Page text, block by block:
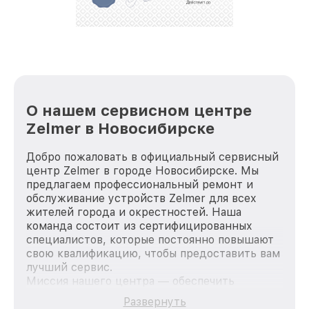
О нашем сервисном центре
Zelmer в Новосибирске
Добро пожаловать в официальный сервисный
центр Zelmer в городе Новосибирске. Мы
предлагаем профессиональный ремонт и
обслуживание устройств Zelmer для всех
жителей города и окрестностей. Наша
команда состоит из сертифицированных
специалистов, которые постоянно повышают
свою квалификацию, чтобы предоставить вам
лучший сервис.
Миссия нашего центра — обеспечить
качественный и доступный ремонт для
Развернуть